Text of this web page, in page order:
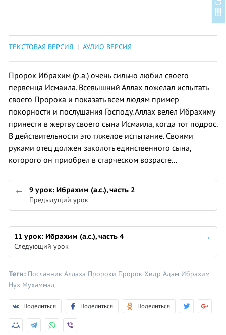
ТЕКСТОВАЯ ВЕРСИЯ | АУДИО ВЕРСИЯ
Пророк Ибрахим (р.а.) очень сильно любил своего
первенца Исмаила. Всевышний Аллах пожелал испытать
своего Пророка и показать всем людям пример
покорности и послушания Господу. Аллах велел Ибрахиму
принести в жертву своего сына Исмаила, когда тот подрос.
В действительности это тяжелое испытание. Своими
руками отец должен заколоть единственного сына,
которого он приобрел в старческом возрасте...
9 урок: Ибрахим (а.с.), часть 2
Предыдущий урок
11 урок: Ибрахим (а.с.), часть 4
Следующий урок
Теги: Посланник Аллаха Пророки Пророк Хидр Адам Ибрахим
Нух Мухаммад
| Поделиться | Поделиться | Поделиться